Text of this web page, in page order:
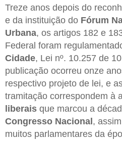
Treze anos depois do
e da instituição do Fórum
Urbana, os artigos 182 e
Federal foram
Cidade, Lei nº. 10.257 de
publicação ocorreu onze
respectivo projeto de lei, e
tramitação correspondem à
liberais que marcou a
Congresso Nacional ,
muitos parlamentares da